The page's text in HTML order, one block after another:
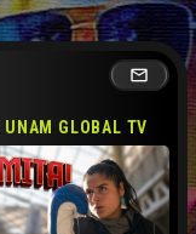
UNAM GLOBAL TV